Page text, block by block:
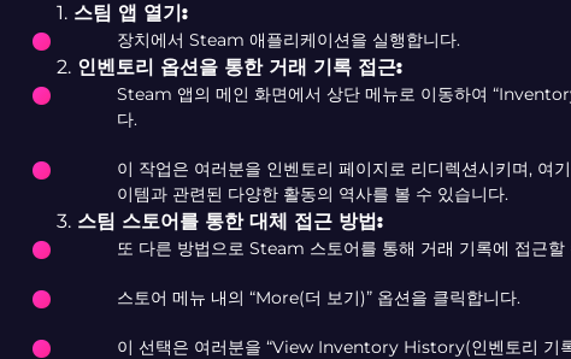
1. 스팀 앱 열기:
장치에서 Steam 애플리케이션을 실행합니다.
2. 인벤토리 옵션을 통한 거래 기록 접근:
Steam 앱의 메인 화면에서 상단 메뉴로 이동하여
다.
이 작업은 여러분을 인벤토리 페이지로 리디렉션시키며, 여
이템과 관련된 다양한 활동의 역사를 볼 수 있습니다.
3. 스팀 스토어를 통한 대체 접근 방법:
또 다른 방법으로 Steam 스토어를 통해 거래 기록에 접근할
스토어 메뉴 내의 “More(더 보기)” 옵션을 클릭합니다.
이 선택은 여러분을 “View Inventory History(인벤토리 기